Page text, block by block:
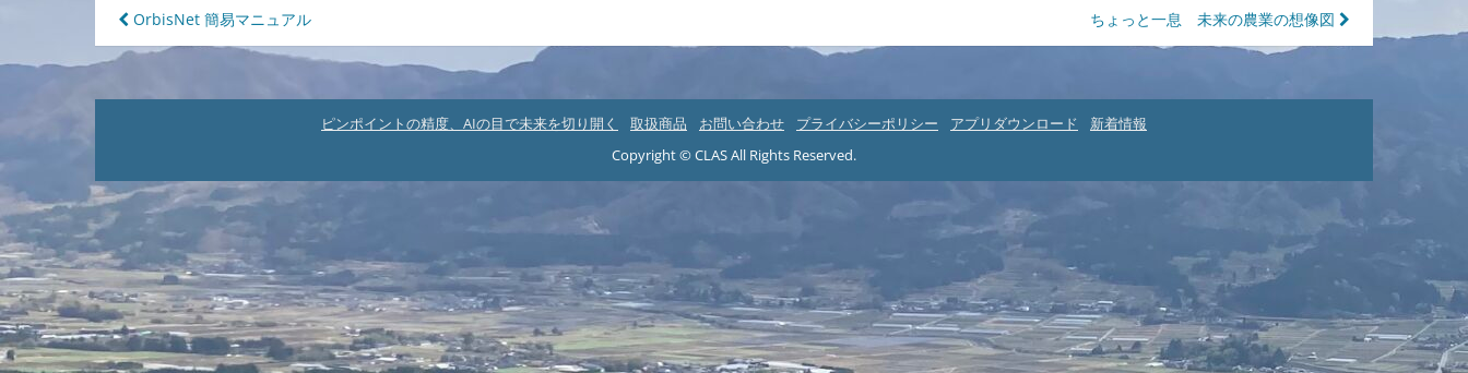
投
稿
ナ
ー
シ
ョ
ン
OrbisNet 簡易マニュアル ちょっと一息 未来の農業の想像図
ピンポイントの精度、AIの目で未来を切り開く 取扱商品 お問い合わせ プライバシーポリシー アプリダウンロード
新着情報
Copyright © CLAS All Rights Reserved.